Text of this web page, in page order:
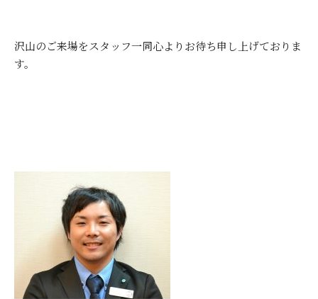
沢山のご来場をスタッフ一同心よりお待ち申し上げておりま
す。